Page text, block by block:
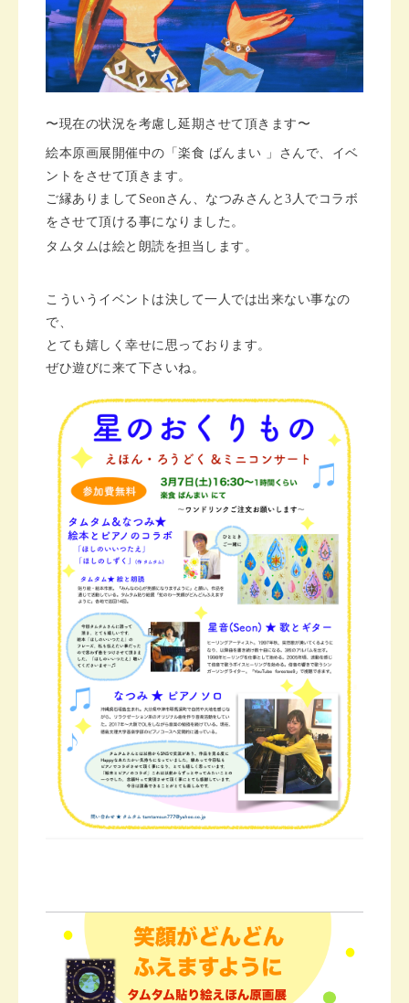
〜現在の状況を考慮し延期させて頂きます〜
絵本原画展開催中の「楽食 ばんまい 」さんで、イベ
ントをさせて頂きます。
ご縁ありましてSeonさん、なつみさんと3人でコラボ
をさせて頂ける事になりました。
タムタムは絵と朗読を担当します。
こういうイベントは決して一人では出来ない事なの
で、
とても嬉しく幸せに思っております。
ぜひ遊びに来て下さいね。